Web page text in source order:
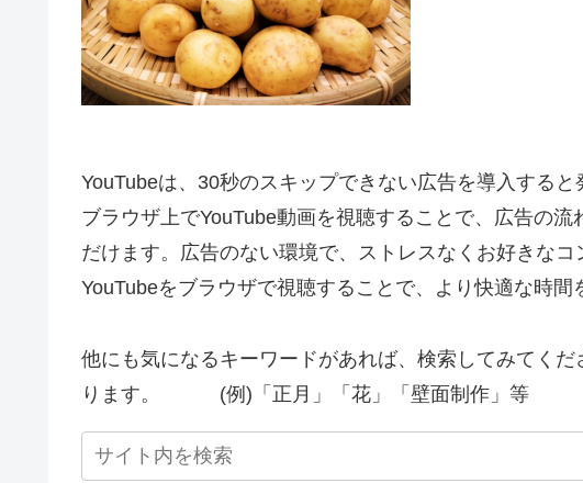
YouTubeは、30秒のスキップできない広告を導入すると
ブラウザ上でYouTube動画を視聴することで、広告の
だけます。広告のない環境で、ストレスなくお好きなコ
YouTubeをブラウザで視聴することで、より快適な時間
他にも気になるキーワードがあれば、検索してみてく
ります。 (例)「正月」「花」「壁面制作」等